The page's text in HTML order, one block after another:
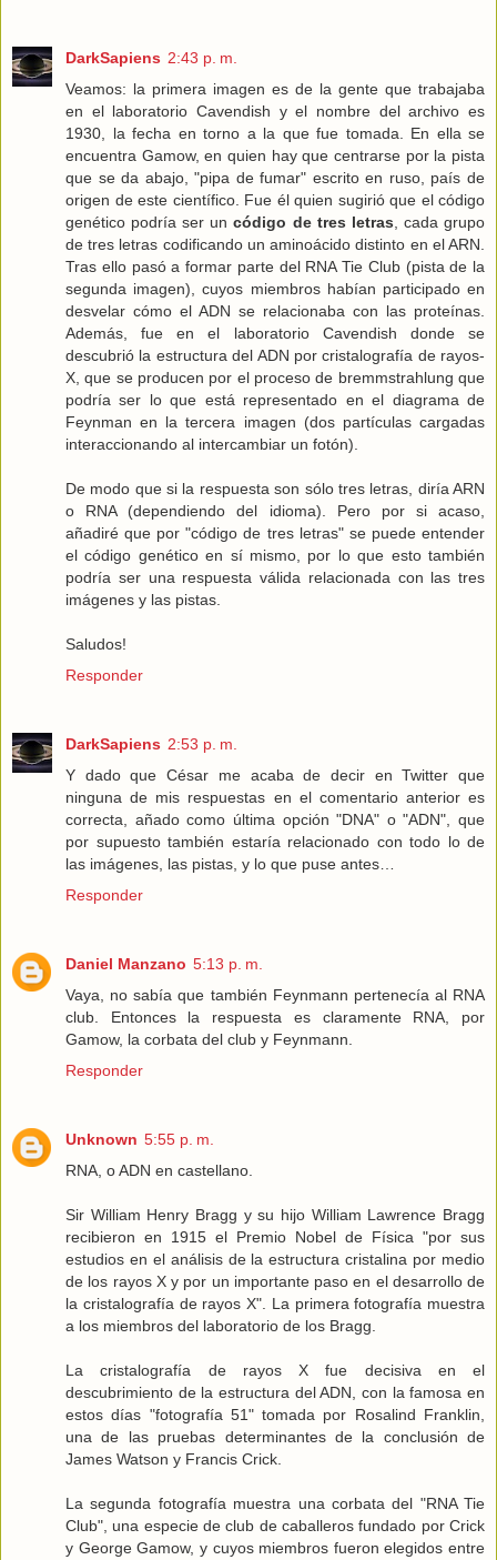
DarkSapiens 2:43 p. m.
Veamos: la primera imagen es de la gente que trabajaba
en el laboratorio Cavendish y el nombre del archivo es
1930, la fecha en torno a la que fue tomada. En ella se
encuentra Gamow, en quien hay que centrarse por la pista
que se da abajo, "pipa de fumar" escrito en ruso, país de
origen de este científico. Fue él quien sugirió que el código
genético podría ser uncódigo de tres letras , cada grupo
de tres letras codificando un aminoácido distinto en el ARN.
Tras ello pasó a formar parte del RNA Tie Club (pista de la
segunda imagen), cuyos miembros habían participado en
desvelar cómo el ADN se relacionaba con las proteínas.
Además, fue en el laboratorio Cavendish donde se
descubrió la estructura del ADN por cristalografía de rayos-
X, que se producen por el proceso de bremmstrahlung que
podría ser lo que está representado en el diagrama de
Feynman en la tercera imagen (dos partículas cargadas
interaccionando al intercambiar un fotón).
De modo que si la respuesta son sólo tres letras, diría ARN
o RNA (dependiendo del idioma). Pero por si acaso,
añadiré que por "código de tres letras" se puede entender
el código genético en sí mismo, por lo que esto también
podría ser una respuesta válida relacionada con las tres
imágenes y las pistas.
Saludos!
Responder
DarkSapiens 2:53 p. m.
Y dado que César me acaba de decir en Twitter que
ninguna de mis respuestas en el comentario anterior es
correcta, añado como última opción "DNA" o "ADN", que
por supuesto también estaría relacionado con todo lo de
las imágenes, las pistas, y lo que puse antes…
Responder
Daniel Manzano 5:13 p. m.
Vaya, no sabía que también Feynmann pertenecía al RNA
club. Entonces la respuesta es claramente RNA, por
Gamow, la corbata del club y Feynmann.
Responder
Unknown 5:55 p. m.
RNA, o ADN en castellano.
Sir William Henry Bragg y su hijo William Lawrence Bragg
recibieron en 1915 el Premio Nobel de Física "por sus
estudios en el análisis de la estructura cristalina por medio
de los rayos X y por un importante paso en el desarrollo de
la cristalografía de rayos X". La primera fotografía muestra
a los miembros del laboratorio de los Bragg.
La cristalografía de rayos X fue decisiva en el
descubrimiento de la estructura del ADN, con la famosa en
estos días "fotografía 51" tomada por Rosalind Franklin,
una de las pruebas determinantes de la conclusión de
James Watson y Francis Crick.
La segunda fotografía muestra una corbata del "RNA Tie
Club", una especie de club de caballeros fundado por Crick
y George Gamow, y cuyos miembros fueron elegidos entre